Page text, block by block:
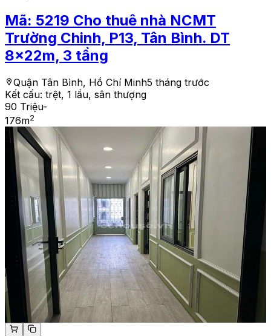
Mã: 5219 Cho thuê nhà NCMT
Trường Chinh, P13, Tân Bình. DT
8x22m, 3 tầng
Quận Tân Bình, Hồ Chí Minh5 tháng trước
Kết cấu: trệt, 1 lầu, sân thượng
90 Triệu-
176m2